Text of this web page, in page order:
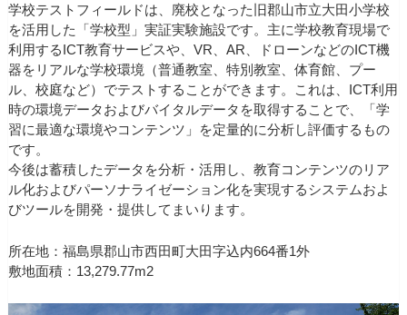
学校テストフィールドは、廃校となった旧郡山市立大田小学校
を活用した「学校型」実証実験施設です。主に学校教育現場で
利用するICT教育サービスや、VR、AR、ドローンなどのICT機
器をリアルな学校環境（普通教室、特別教室、体育館、プー
ル、校庭など）でテストすることができます。これは、ICT利用
時の環境データおよびバイタルデータを取得することで、「学
習に最適な環境やコンテンツ」を定量的に分析し評価するもの
です。
今後は蓄積したデータを分析・活用し、教育コンテンツのリア
ル化およびパーソナライゼーション化を実現するシステムおよ
びツールを開発・提供してまいります。
所在地：福島県郡山市西田町大田字込内664番1外
敷地面積：13,279.77m2